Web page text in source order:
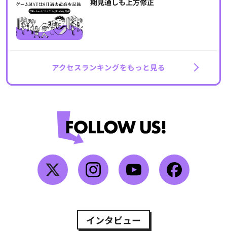
アクセスランキングをもっと見る
インタビュー